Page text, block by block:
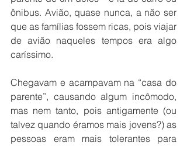
ônibus. Avião, quase nunca, a não ser
que as famílias fossem ricas, pois viajar
de avião naqueles tempos era algo
caríssimo.
Chegavam e acampavam na “casa do
parente”, causando algum incômodo,
mas nem tanto, pois antigamente (ou
talvez quando éramos mais jovens?) as
pessoas eram mais tolerantes para